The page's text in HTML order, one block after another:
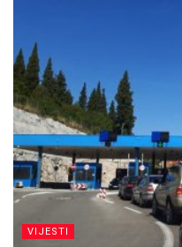
VIJESTI